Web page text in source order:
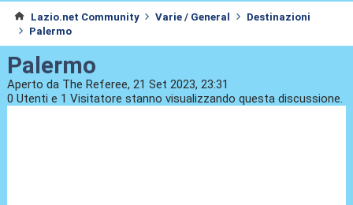
Lazio.net Community Varie / General
Destinazioni
Palermo
Palermo
Aperto da The Referee, 21 Set 2023, 23:31
0 Utenti e 1 Visitatore stanno visualizzando questa discussione.